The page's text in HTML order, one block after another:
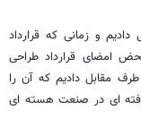
و زمانی که قرارداد
امضای قرارداد طراحی
مقابل دادیم که آن را
ای در صنعت هسته ای